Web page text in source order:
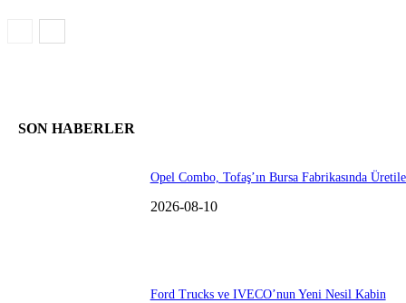
SON HABERLER
Opel Combo, Tofaş’ın Bursa Fabrikasında
2026-08-10
Ford Trucks ve IVECO’nun Yeni Nesil Kabin